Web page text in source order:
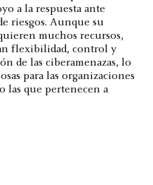
a la respuesta ante
riesgos. Aunque su
muchos recursos,
flexibilidad, control y
de las ciberamenazas, lo
para las organizaciones
las que pertenecen a